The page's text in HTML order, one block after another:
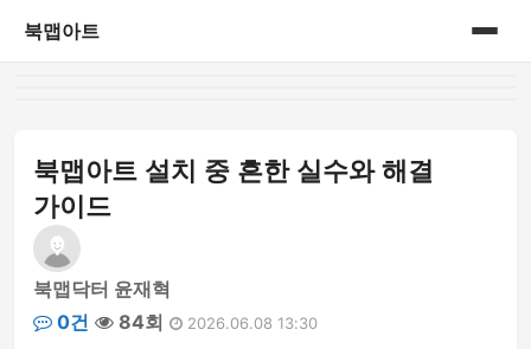
북맵아트
북맵아트 설치 중 흔한 실수와 해결
가이드
북맵닥터 윤재혁
0건
84회 2026.06.08 13:30